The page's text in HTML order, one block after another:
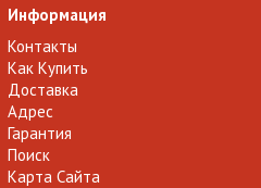
Информация
Контакты
Как Купить
Доставка
Адрес
Гарантия
Поиск
Карта Сайта